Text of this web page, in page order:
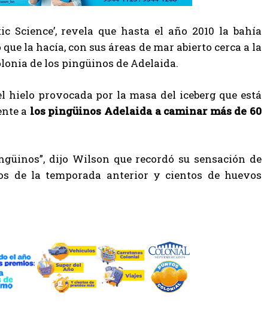
revela que hasta el año 2010 la bahía
la hacía, con sus áreas de mar abierto cerca a la
de los pingüinos de Adelaida.
provocada por la masa del iceberg que está
a los pingüinos Adelaida a caminar más de 60
dijo Wilson que recordó su sensación de
de la temporada anterior y cientos de huevos